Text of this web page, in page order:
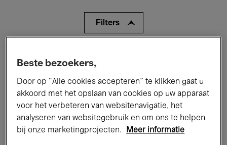
Filters
Tentoonstellingen Films
Performances Lezingen & Debatten
Klassieke Muziek Global Music
Beste bezoekers,
Door op “Alle cookies accepteren” te klikken gaat u
akkoord met het opslaan van cookies op uw apparaat
voor het verbeteren van websitenavigatie, het
analyseren van websitegebruik en om ons te helpen
bij onze marketingprojecten.
Meer informatie